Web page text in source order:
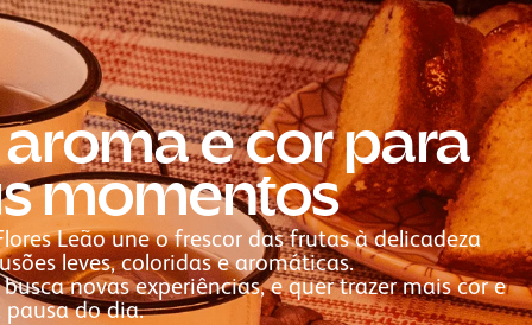
aroma e cor para
momentos
Leão une o frescor das frutas à delicadeza
leves, coloridas e aromáticas.
novas experiências, e quer trazer mais cor e
pausa do dia.